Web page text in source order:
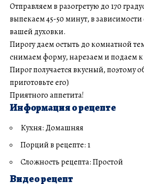
Отправляем в разогретую до 170
выпекаем 45-50 минут, в
вашей духовки.
Пирогу даем остыть до комнатной
снимаем форму, нарезаем и подаем к
Пирог получается вкусный, поэтому
приготовьте его)
Приятного аппетита!
Информация о рецепте
Кухня: Домашняя
Порций в рецепте: 1
Сложность рецепта: Простой
Видео рецепт